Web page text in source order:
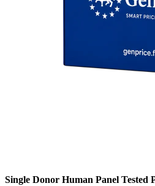
Single Donor Human Panel Tested